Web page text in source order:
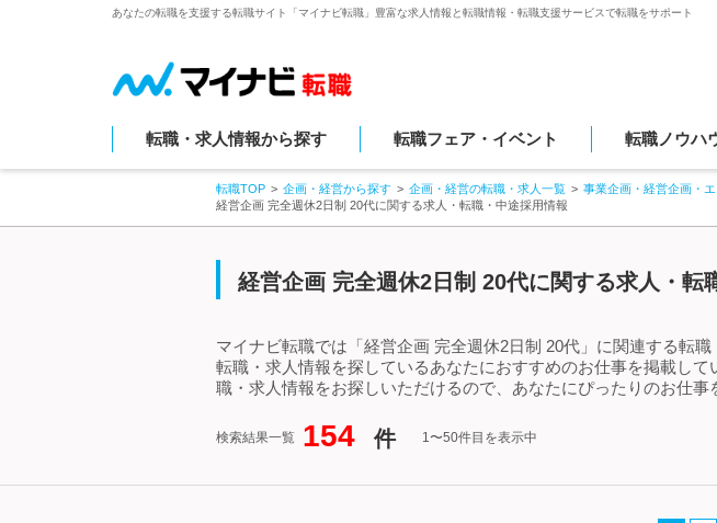
あなたの転職を支援する転職サイト「マイナビ転職」豊富な求人情報と転職情報・転職支援サービスで転職をサポート
転職・求人情報から探す 転職フェア・イベント 転職ノウハ
転職TOP 企画・経営から探す 企画・経営の転職・求人一覧 事業企画・経営企画・
経営企画 完全週休2日制 20代に関する求人・転職・中途採用情報
経営企画 完全週休2日制 20代に関する求人・転
マイナビ転職では「経営企画 完全週休2日制 20代」に関連する転
転職・求人情報を探しているあなたにおすすめのお仕事を掲載し
職・求人情報をお探しいただけるので、あなたにぴったりのお仕事
検索結果一覧 154 件 1〜50件目を表示中